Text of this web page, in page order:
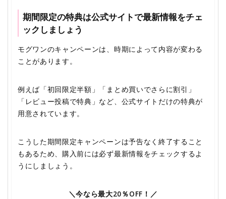
期間限定の特典は公式サイトで最新情報をチェ
ックしましょう
モグワンのキャンペーンは、時期によって内容が変わる
ことがあります。
例えば「初回限定半額」「まとめ買いでさらに割引」
「レビュー投稿で特典」など、公式サイトだけの特典が
用意されています。
こうした期間限定キャンペーンは予告なく終了すること
もあるため、購入前には必ず最新情報をチェックするよ
うにしましょう。
＼今なら最大20％OFF！／